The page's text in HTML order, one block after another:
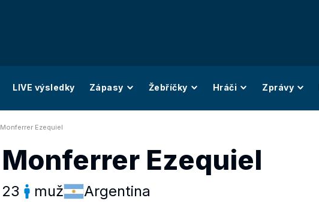
LIVE výsledky Zápasy Žebříčky Hráči Zprávy
Monferrer Ezequiel
Monferrer Ezequiel
23 muž Argentina